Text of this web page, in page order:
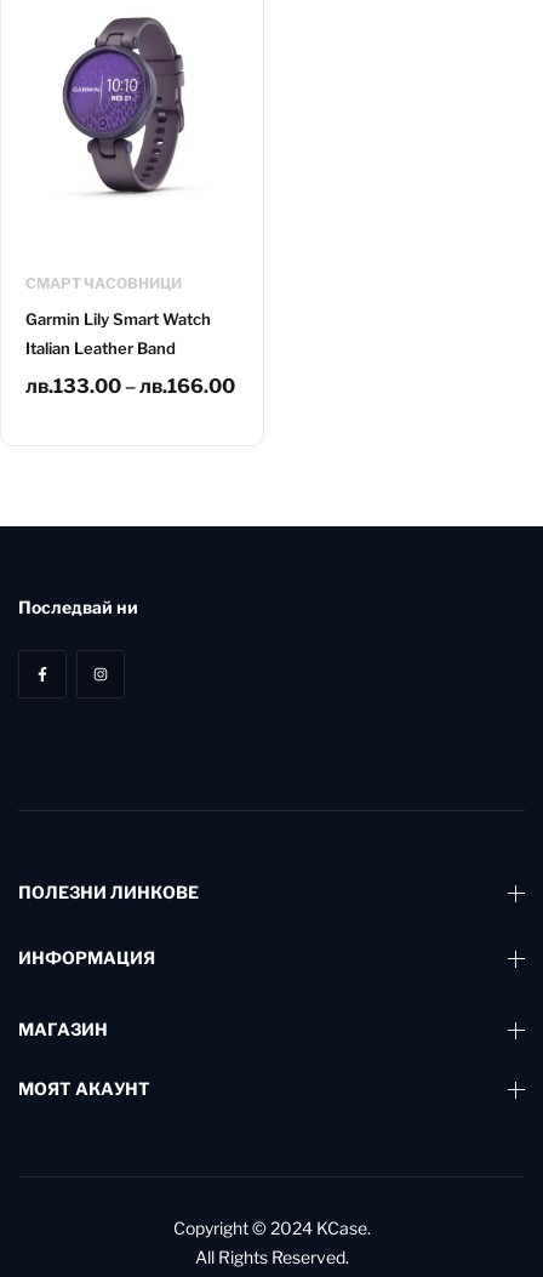
СМАРТ ЧАСОВНИЦИ
Garmin Lily Smart Watch
Italian Leather Band
лв.133.00–лв.166.00
Последвай ни
ПОЛЕЗНИ ЛИНКОВЕ
ИНФОРМАЦИЯ
МАГАЗИН
МОЯТ АКАУНТ
Copyright © 2024 KCase.
All Rights Reserved.